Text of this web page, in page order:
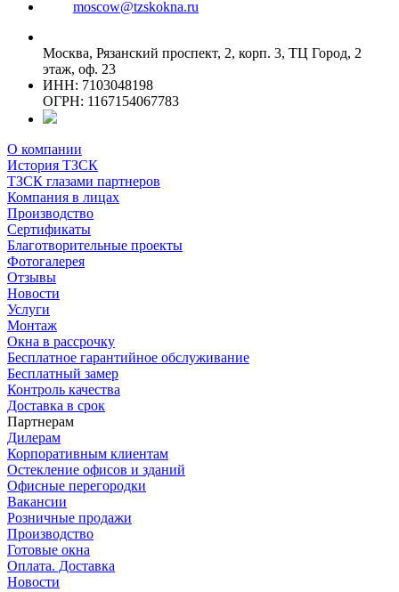
moscow@tzskokna.ru
Москва, Рязанский проспект, 2, корп. 3, ТЦ Город, 2
этаж, оф. 23
ИНН: 7103048198
ОГРН: 1167154067783
О компании
История ТЗСК
ТЗСК глазами партнеров
Компания в лицах
Производство
Сертификаты
Благотворительные проекты
Фотогалерея
Отзывы
Новости
Услуги
Монтаж
Окна в рассрочку
Бесплатное гарантийное обслуживание
Бесплатный замер
Контроль качества
Доставка в срок
Партнерам
Дилерам
Корпоративным клиентам
Остекление офисов и зданий
Офисные перегородки
Вакансии
Розничные продажи
Производство
Готовые окна
Оплата. Доставка
Новости